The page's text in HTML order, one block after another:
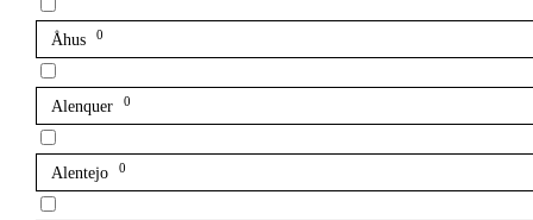
Åhus 0
Alenquer 0
Alentejo 0